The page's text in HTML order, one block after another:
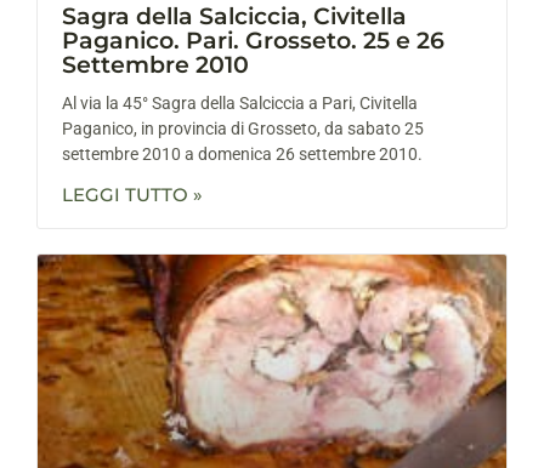
Sagra della Salciccia, Civitella
Paganico. Pari. Grosseto. 25 e 26
Settembre 2010
Al via la 45° Sagra della Salciccia a Pari, Civitella
Paganico, in provincia di Grosseto, da sabato 25
settembre 2010 a domenica 26 settembre 2010.
LEGGI TUTTO »